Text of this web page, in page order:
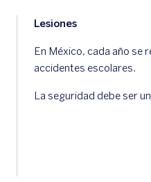
Lesiones
En México, cada año se
accidentes escolares.
La seguridad debe ser